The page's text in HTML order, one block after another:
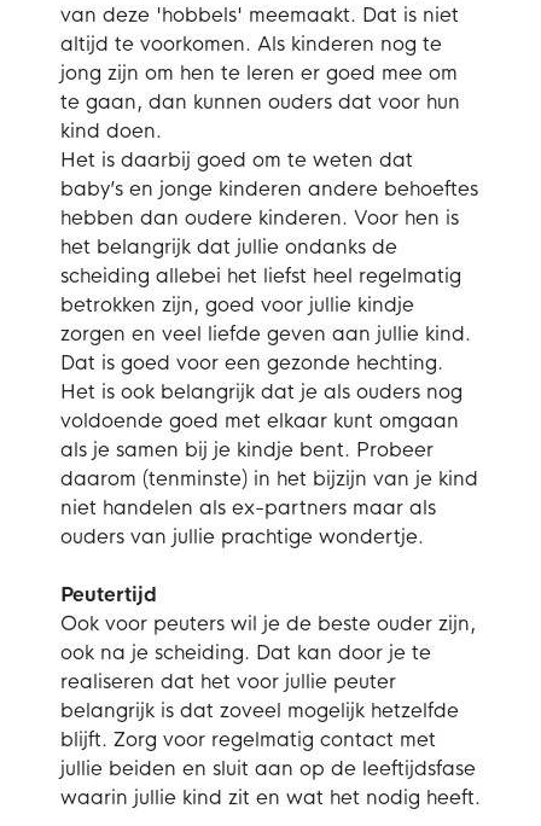
van deze 'hobbels' meemaakt. Dat is niet
altijd te voorkomen. Als kinderen nog te
jong zijn om hen te leren er goed mee om
te gaan, dan kunnen ouders dat voor hun
kind doen.
Het is daarbij goed om te weten dat
baby’s en jonge kinderen andere behoeftes
hebben dan oudere kinderen. Voor hen is
het belangrijk dat jullie ondanks de
scheiding allebei het liefst heel regelmatig
betrokken zijn, goed voor jullie kindje
zorgen en veel liefde geven aan jullie kind.
Dat is goed voor een gezonde hechting.
Het is ook belangrijk dat je als ouders nog
voldoende goed met elkaar kunt omgaan
als je samen bij je kindje bent. Probeer
daarom (tenminste) in het bijzijn van je kind
niet handelen als ex-partners maar als
ouders van jullie prachtige wondertje.
Peutertijd
Ook voor peuters wil je de beste ouder zijn,
ook na je scheiding. Dat kan door je te
realiseren dat het voor jullie peuter
belangrijk is dat zoveel mogelijk hetzelfde
blijft. Zorg voor regelmatig contact met
jullie beiden en sluit aan op de leeftijdsfase
waarin jullie kind zit en wat het nodig heeft.